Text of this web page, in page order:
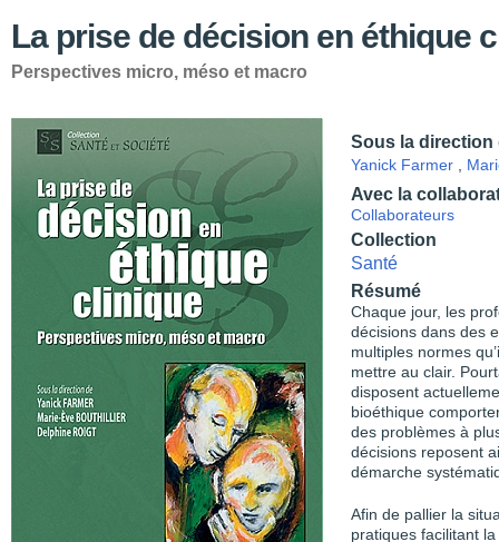
La prise de décision en éthique
Perspectives micro, méso et macro
Sous la direction
Yanick Farmer
Avec la
Collaborateurs
Collection
Santé
Résumé
Chaque jour, les
décisions dans des
multiples normes
mettre au clair.
disposent
bioéthique
des problèmes à
décisions reposent
démarche
Afin de pallier la
pratiques facilitant